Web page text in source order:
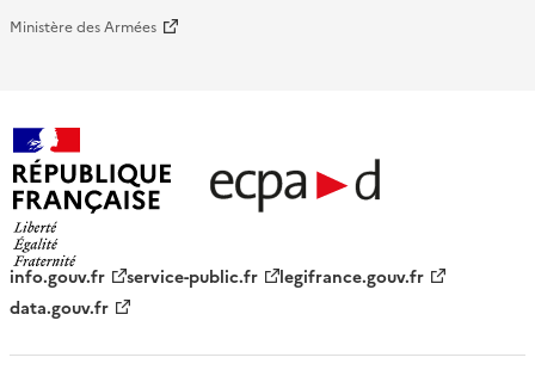
Ministère des Armées
française - ECPAD
info.gouv.fr service-public.fr
legifrance.gouv.fr
data.gouv.fr